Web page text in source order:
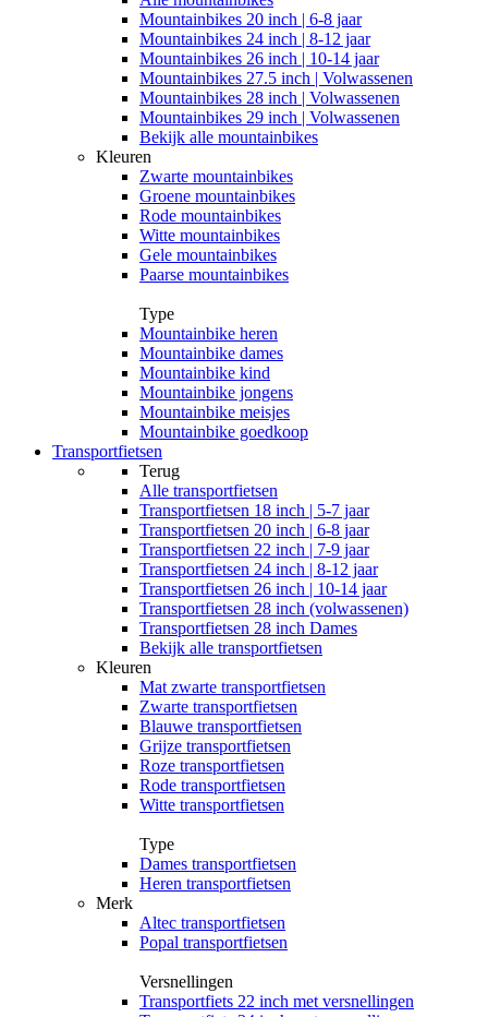
Mountainbikes 20 inch | 6-8 jaar
Mountainbikes 24 inch | 8-12 jaar
Mountainbikes 26 inch | 10-14 jaar
Mountainbikes 27.5 inch | Volwassenen
Mountainbikes 28 inch | Volwassenen
Mountainbikes 29 inch | Volwassenen
Bekijk alle mountainbikes
Kleuren
Zwarte mountainbikes
Groene mountainbikes
Rode mountainbikes
Witte mountainbikes
Gele mountainbikes
Paarse mountainbikes
Type
Mountainbike heren
Mountainbike dames
Mountainbike kind
Mountainbike jongens
Mountainbike meisjes
Mountainbike goedkoop
Transportfietsen
Terug
Alle transportfietsen
Transportfietsen 18 inch | 5-7 jaar
Transportfietsen 20 inch | 6-8 jaar
Transportfietsen 22 inch | 7-9 jaar
Transportfietsen 24 inch | 8-12 jaar
Transportfietsen 26 inch | 10-14 jaar
Transportfietsen 28 inch (volwassenen)
Transportfietsen 28 inch Dames
Bekijk alle transportfietsen
Kleuren
Mat zwarte transportfietsen
Zwarte transportfietsen
Blauwe transportfietsen
Grijze transportfietsen
Roze transportfietsen
Rode transportfietsen
Witte transportfietsen
Type
Dames transportfietsen
Heren transportfietsen
Merk
Altec transportfietsen
Popal transportfietsen
Versnellingen
Transportfiets 22 inch met versnellingen